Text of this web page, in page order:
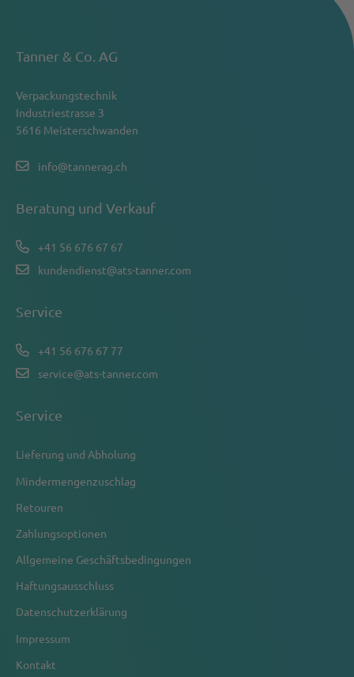
Tanner & Co. AG
Verpackungstechnik
Industriestrasse 3
5616 Meisterschwanden
info@tannerag.ch
Beratung und Verkauf
+41 56 676 67 67
kundendienst@ats-tanner.com
Service
+41 56 676 67 77
service@ats-tanner.com
Service
Lieferung und Abholung
Mindermengenzuschlag
Retouren
Zahlungsoptionen
Allgemeine Geschäftsbedingungen
Haftungsausschluss
Datenschutzerklärung
Impressum
Kontakt